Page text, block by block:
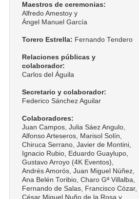
Maestros de ceremonias:
Alfredo Amestoy y
Ángel Manuel García
Torero Estrella: Fernando Tendero
Relaciones públicas y
colaborador:
Carlos del Águila
Secretario y colaborador:
Federico Sánchez Aguilar
Colaboradores:
Juan Campos, Julia Sáez Angulo,
Alfonso Arteseros, Marisol Solín,
Chiruca Serrano, Javier de Montini,
Ignacio Rubio, Eduardo Guaylupo,
Gustavo Arroyo (4K Eventos),
Andrés Amorós, Juan Miguel Núñez,
Ana Belén Toribio, Charo Gª Villalba,
Fernando de Salas, Francisco Cózar,
César Miguel Nuño de la Rosa y